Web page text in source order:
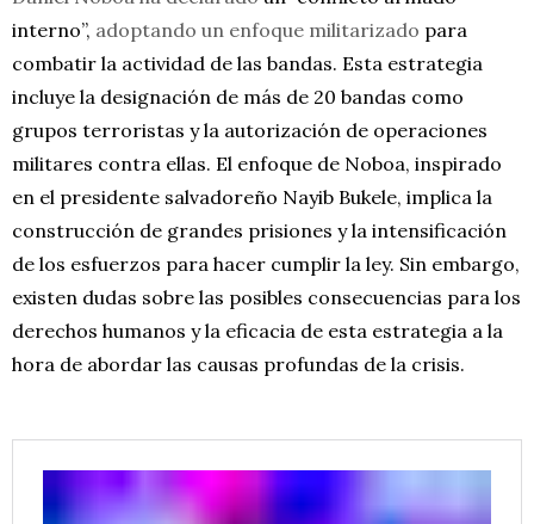
interno”, adoptando un enfoque militarizado para
combatir la actividad de las bandas. Esta estrategia
incluye la designación de más de 20 bandas como
grupos terroristas y la autorización de operaciones
militares contra ellas. El enfoque de Noboa, inspirado
en el presidente salvadoreño Nayib Bukele, implica la
construcción de grandes prisiones y la intensificación
de los esfuerzos para hacer cumplir la ley. Sin embargo,
existen dudas sobre las posibles consecuencias para los
derechos humanos y la eficacia de esta estrategia a la
hora de abordar las causas profundas de la crisis.